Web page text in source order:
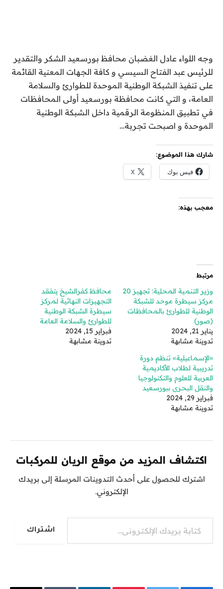
وجه اللواء عادل الغضبان محافظ بورسعيد الشكر والتقدير
للرئيس عبد الفتاح السيسي و كافة الجهات المعنية القائمة
على تنفيذ الشبكة الوطنية الموحدة للطوارئ والسلامة
العامة، و التي كانت محافظة بورسعيد أولى المحافظات
في تطبيق المنظومة الرقمية داخل الشبكة الوطنية
الموحدة و اصبحت تجربة…
شارك هذا الموضوع:
فيس بوك X
معجب بهذه:
مرتبط
وزير التنمية المحلية: تجهيز 20
مركز سيطرة موحد للشبكة
الوطنية للطوارئ بالمحافظات
(صور)
يناير 21, 2024
تدوينة مشابهة
محافظ كفرالشيخ يتفقد
التجهيزات النهائية لمركز
سيطرة الشبكة الوطنية
للطوارئ والسلامة العامة
فبراير 15, 2024
تدوينة مشابهة
«الإسماعيلية» تنظم دورة
تدريبية لطلاب الأكاديمية
العربية للعلوم والتكنولوجيا
والنقل البحري ببورسعيد
فبراير 29, 2024
تدوينة مشابهة
اكتشاف المزيد من موقع الريان للمركبات
اشترك للحصول على أحدث التدوينات المرسلة إلى بريدك
الإلكتروني.
كتابة بريدك الإلكتروني...
اشتراك